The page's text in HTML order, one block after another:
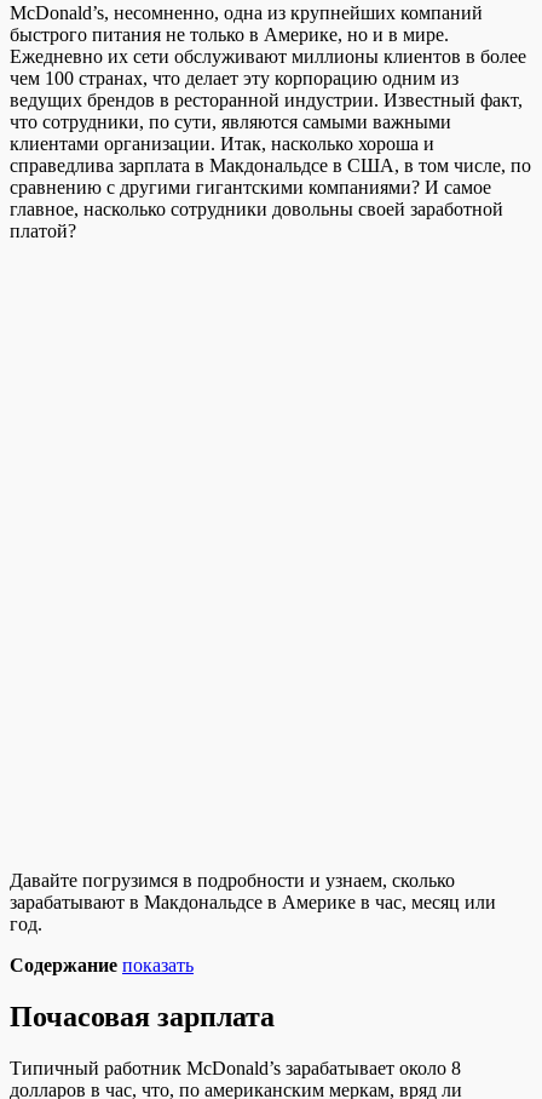
McDonald’s, несомненно, одна из крупнейших компаний
быстрого питания не только в Америке, но и в мире.
Ежедневно их сети обслуживают миллионы клиентов в более
чем 100 странах, что делает эту корпорацию одним из
ведущих брендов в ресторанной индустрии. Известный факт,
что сотрудники, по сути, являются самыми важными
клиентами организации. Итак, насколько хороша и
справедлива зарплата в Макдональдсе в США, в том числе, по
сравнению с другими гигантскими компаниями? И самое
главное, насколько сотрудники довольны своей заработной
платой?
Давайте погрузимся в подробности и узнаем, сколько
зарабатывают в Макдональдсе в Америке в час, месяц или
год.
Содержание показать
Почасовая зарплата
Типичный работник McDonald’s зарабатывает около 8
долларов в час, что, по американским меркам, вряд ли